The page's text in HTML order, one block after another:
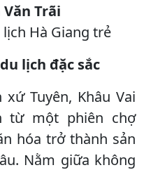
Trãi
Hà Giang trẻ
lịch đặc sắc
Tuyên, Khâu Vai
từ một phiên chợ
hóa trở thành sản
Nằm giữa không